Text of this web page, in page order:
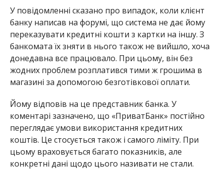
У повідомленні сказано про випадок, коли клієнт
банку написав на форумі, що система не дає йому
переказувати кредитні кошти з картки на іншу. З
банкомата їх зняти в нього також не вийшло, хоча
донедавна все працювало. При цьому, він без
жодних проблем розплатився тими ж грошима в
магазині за допомогою безготівкової оплати.
Йому відповів на це представник банка. У
коментарі зазначено, що «ПриватБанк» постійно
переглядає умови використання кредитних
коштів. Це стосується також і самого ліміту. При
цьому враховується багато показників, але
конкретні дані щодо цього називати не стали.